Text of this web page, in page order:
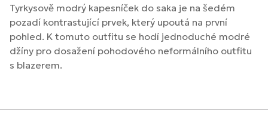
Tyrkysově modrý kapesníček do saka je na šedém
pozadí kontrastující prvek, který upoutá na první
pohled. K tomuto outfitu se hodí jednoduché modré
džíny pro dosažení pohodového neformálního outfitu
s blazerem.